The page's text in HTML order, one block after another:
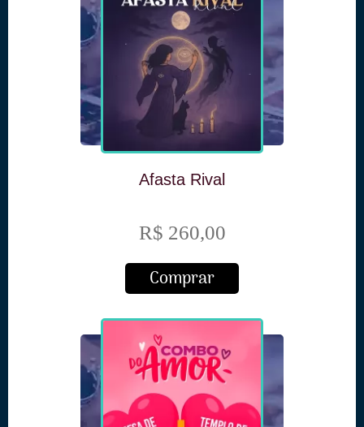
Afasta Rival
R$ 260,00
Comprar